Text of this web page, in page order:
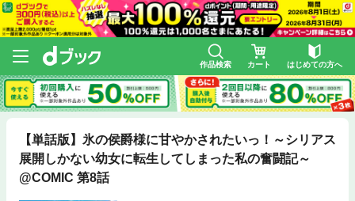
作品検索 カート はじめての方へ
【単話版】氷の侯爵様に甘やかされたいっ！～シリアス
展開しかない幼女に転生してしまった私の奮闘記～
@COMIC 第8話